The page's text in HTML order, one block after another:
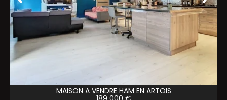
MAISON A VENDRE HAM EN ARTOIS